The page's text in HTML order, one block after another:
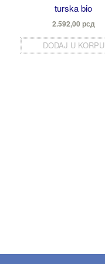
turska bio
2.592,00 рсд
DODAJ U KORPU